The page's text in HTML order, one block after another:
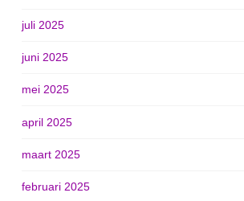
juli 2025
juni 2025
mei 2025
april 2025
maart 2025
februari 2025